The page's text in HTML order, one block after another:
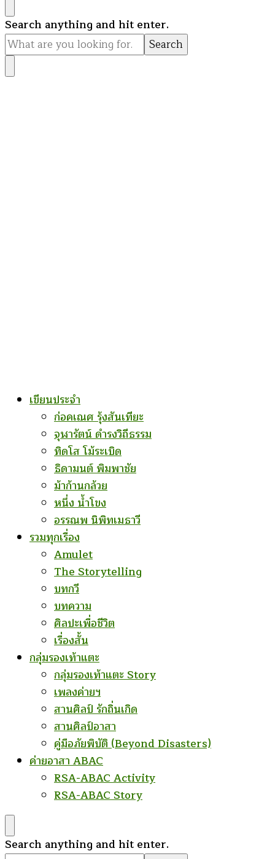
Looking
for
Something?
Search anything and hit enter.
เขียนประจำ
ก่อคเณศ รุ้งสันเทียะ
จุฬารัตน์ ดำรงวิถีธรรม
ทิดโส โม้ระเบิด
ธิดามนต์ พิมพาชัย
ม้าก้านกล้วย
หนึ่ง น้ำโขง
อรรณพ นิพิทเมธาวี
รวมทุกเรื่อง
Amulet
The Storytelling
บทกวี
บทความ
ศิลปะเพื่อชีวิต
เรื่องสั้น
กลุ่มรองเท้าแตะ
กลุ่มรองเท้าแตะ Story
เพลงค่ายฯ
สานศิลป์ รักถิ่นเกิด
สานศิลป์อาสา
คู่มือภัยพิบัติ (Beyond Disasters)
ค่ายอาสา ABAC
RSA-ABAC Activity
RSA-ABAC Story
Looking
Search anything and hit enter.